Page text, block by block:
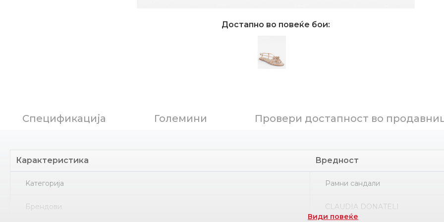
Достапно во повеќе бои:
Спецификација Големини Провери достапност во
Карактеристика Вредност
Kатегорија Рамни сандали
Брендови
CLAUDIA DONATELI
Види повеќе